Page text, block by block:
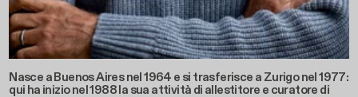
Nasce a Buenos Aires nel 1964 e si trasferisce a Zurigo nel 1977:
qui ha inizio nel 1988 la sua attività di allestitore e curatore di